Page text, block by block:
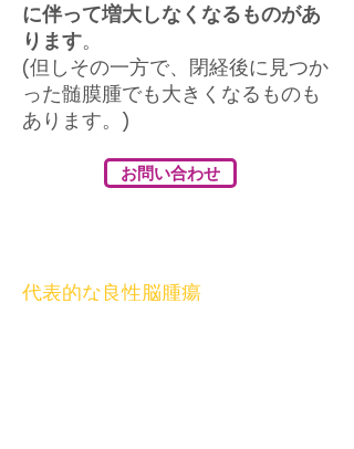
に伴って増大しなくなるものがあ
ります。
(但しその一方で、閉経後に見つか
った髄膜腫でも大きくなるものも
あります。)
お問い合わせ
代表的な良性脳腫瘍